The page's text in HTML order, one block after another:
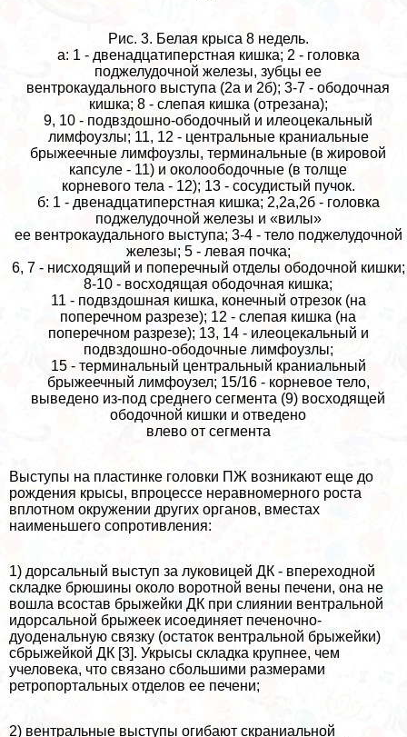
Рис. 3. Белая крыса 8 недель.
а: 1 - двенадцатиперстная кишка; 2 - головка
поджелудочной железы, зубцы ее
вентрокаудального выступа (2а и 2б); 3-7 - ободочная
кишка; 8 - слепая кишка (отрезана);
9, 10 - подвздошно-ободочный и илеоцекальный
лимфоузлы; 11, 12 - центральные краниальные
брыжеечные лимфоузлы, терминальные (в жировой
капсуле - 11) и околоободочные (в толще
корневого тела - 12); 13 - сосудистый пучок.
б: 1 - двенадцатиперстная кишка; 2,2а,2б - головка
поджелудочной железы и «вилы»
ее вентрокаудального выступа; 3-4 - тело поджелудочной
железы; 5 - левая почка;
6, 7 - нисходящий и поперечный отделы ободочной кишки;
8-10 - восходящая ободочная кишка;
11 - подвздошная кишка, конечный отрезок (на
поперечном разрезе); 12 - слепая кишка (на
поперечном разрезе); 13, 14 - илеоцекальный и
подвздошно-ободочные лимфоузлы;
15 - терминальный центральный краниальный
брыжеечный лимфоузел; 15/16 - корневое тело,
выведено из-под среднего сегмента (9) восходящей
ободочной кишки и отведено
влево от сегмента
Выступы на пластинке головки ПЖ возникают еще до
рождения крысы, впроцессе неравномерного роста
вплотном окружении других органов, вместах
наименьшего сопротивления:
1) дорсальный выступ за луковицей ДК - впереходной
складке брюшины около воротной вены печени, она не
вошла всостав брыжейки ДК при слиянии вентральной
идорсальной брыжеек исоединяет печеночно-
дуоденальную связку (остаток вентральной брыжейки)
сбрыжейкой ДК [3]. Укрысы складка крупнее, чем
учеловека, что связано сбольшими размерами
ретропортальных отделов ее печени;
2) вентральные выступы огибают скраниальной